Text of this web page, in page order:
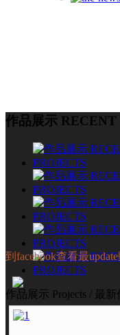
作品展示 RECENT
到facebook查看最
作品展示 Projects / 最